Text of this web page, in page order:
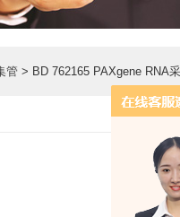
管 > BD 762165 PAXgene RNA